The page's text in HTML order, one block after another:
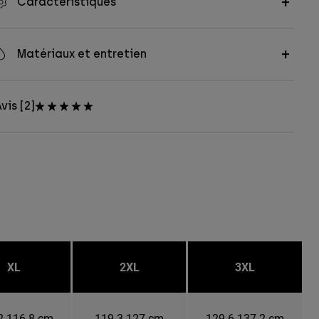
Matériaux et entretien
[2]
XL 2XL 3XL